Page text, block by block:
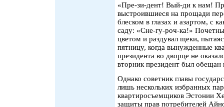
«Пре-зи-дент! Вый-ди к нам!
выстроившиеся на прощади
блеском в глазах и азартом, с
саду: «Сне-гу-роч-ка!»
цветом и раздувал щеки,
пятницу, когда вынужденные
президента во дворце не
вторник президент был
Однако советник главы
лишь нескольких избранных
квартиросъемщиков Эстонии
защиты прав потребителей